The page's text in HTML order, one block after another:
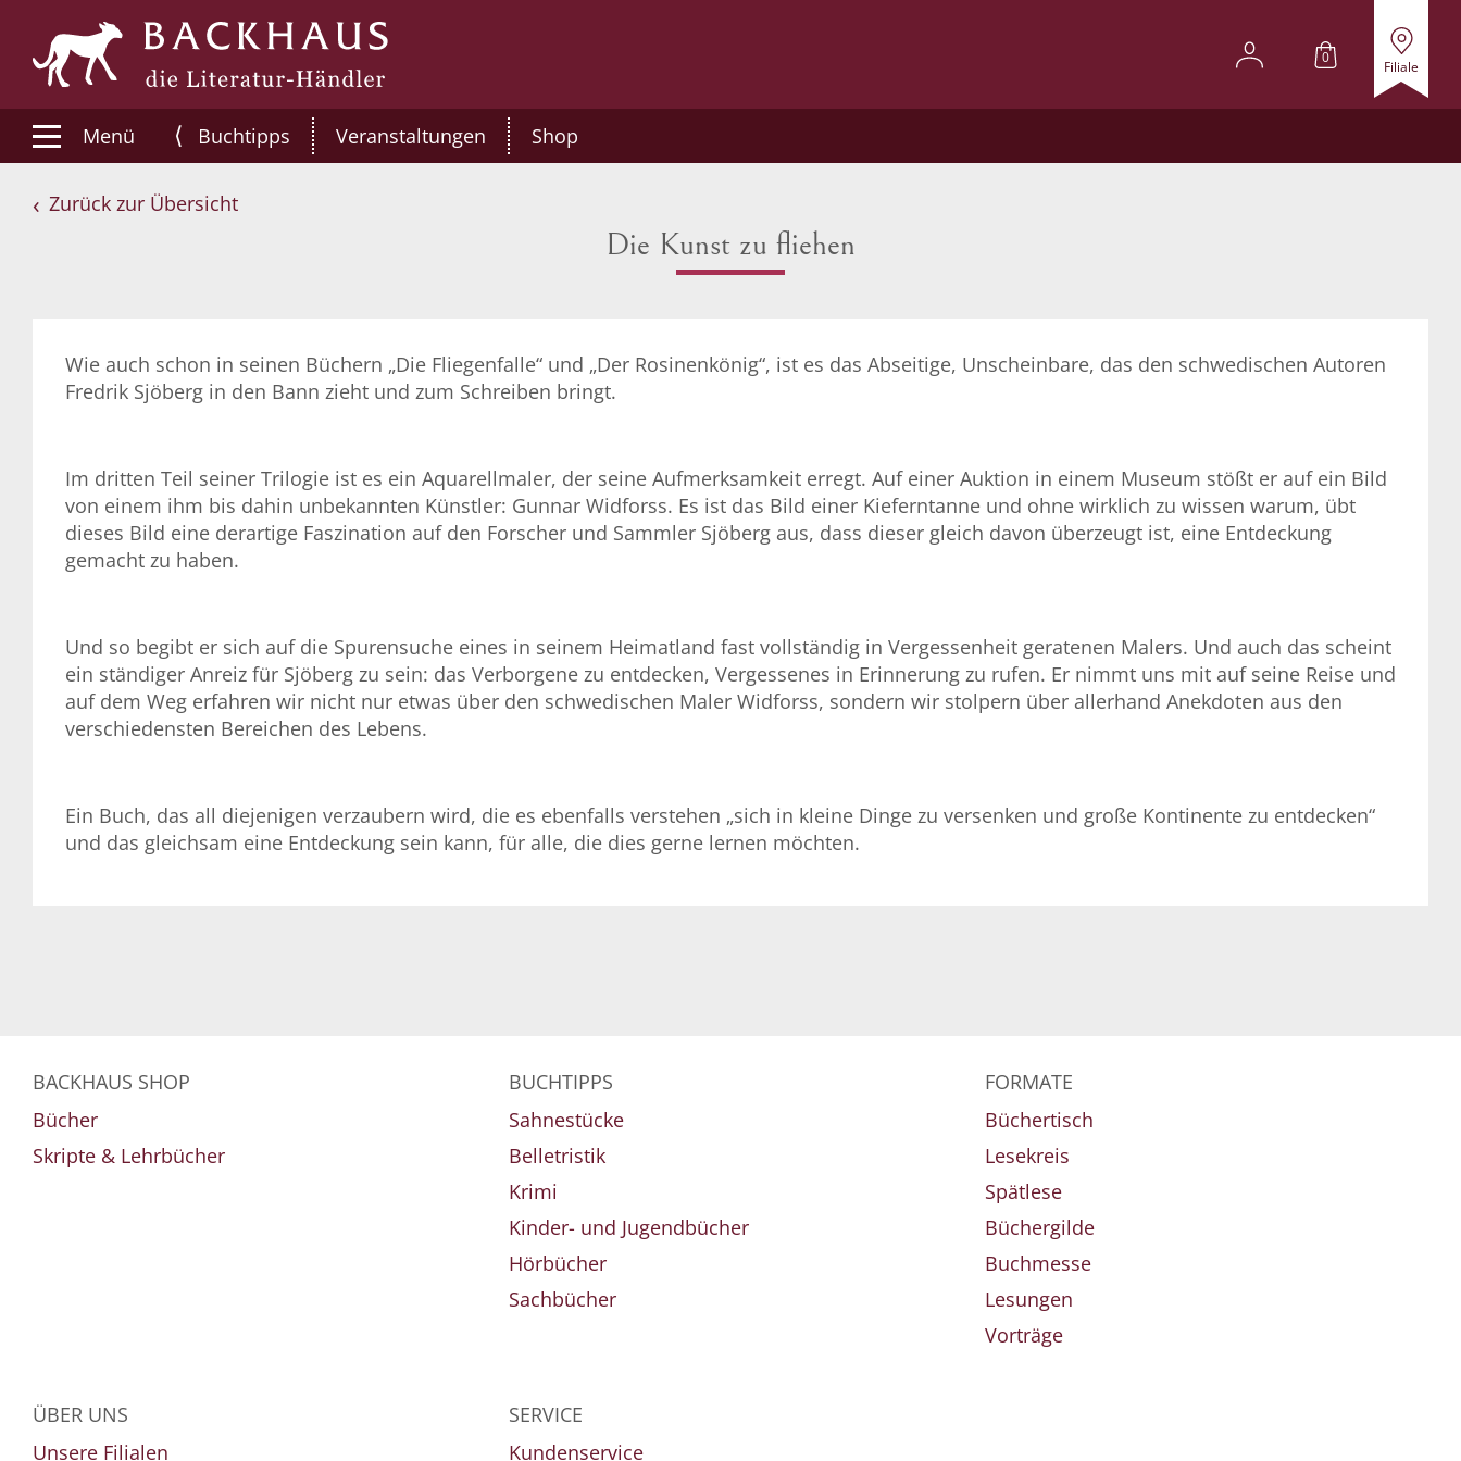
0
Filiale
Menü ⟨ Buchtipps Veranstaltungen Shop
Zurück zur Übersicht
Die Kunst zu fliehen
Wie auch schon in seinen Büchern „Die Fliegenfalle“ und „Der Rosinenkönig“, ist es das Abseitige, Unscheinbare, das den schwedischen Autoren
Fredrik Sjöberg in den Bann zieht und zum Schreiben bringt.
Im dritten Teil seiner Trilogie ist es ein Aquarellmaler, der seine Aufmerksamkeit erregt. Auf einer Auktion in einem Museum stößt er auf ein Bild
von einem ihm bis dahin unbekannten Künstler: Gunnar Widforss. Es ist das Bild einer Kieferntanne und ohne wirklich zu wissen warum, übt
dieses Bild eine derartige Faszination auf den Forscher und Sammler Sjöberg aus, dass dieser gleich davon überzeugt ist, eine Entdeckung
gemacht zu haben.
Und so begibt er sich auf die Spurensuche eines in seinem Heimatland fast vollständig in Vergessenheit geratenen Malers. Und auch das scheint
ein ständiger Anreiz für Sjöberg zu sein: das Verborgene zu entdecken, Vergessenes in Erinnerung zu rufen. Er nimmt uns mit auf seine Reise und
auf dem Weg erfahren wir nicht nur etwas über den schwedischen Maler Widforss, sondern wir stolpern über allerhand Anekdoten aus den
verschiedensten Bereichen des Lebens.
Ein Buch, das all diejenigen verzaubern wird, die es ebenfalls verstehen „sich in kleine Dinge zu versenken und große Kontinente zu entdecken“
und das gleichsam eine Entdeckung sein kann, für alle, die dies gerne lernen möchten.
BACKHAUS SHOP
Bücher
Skripte & Lehrbücher
BUCHTIPPS
Sahnestücke
Belletristik
Krimi
Kinder- und Jugendbücher
Hörbücher
Sachbücher
FORMATE
Büchertisch
Lesekreis
Spätlese
Büchergilde
Buchmesse
Lesungen
Vorträge
ÜBER UNS
Unsere Filialen
SERVICE
Kundenservice